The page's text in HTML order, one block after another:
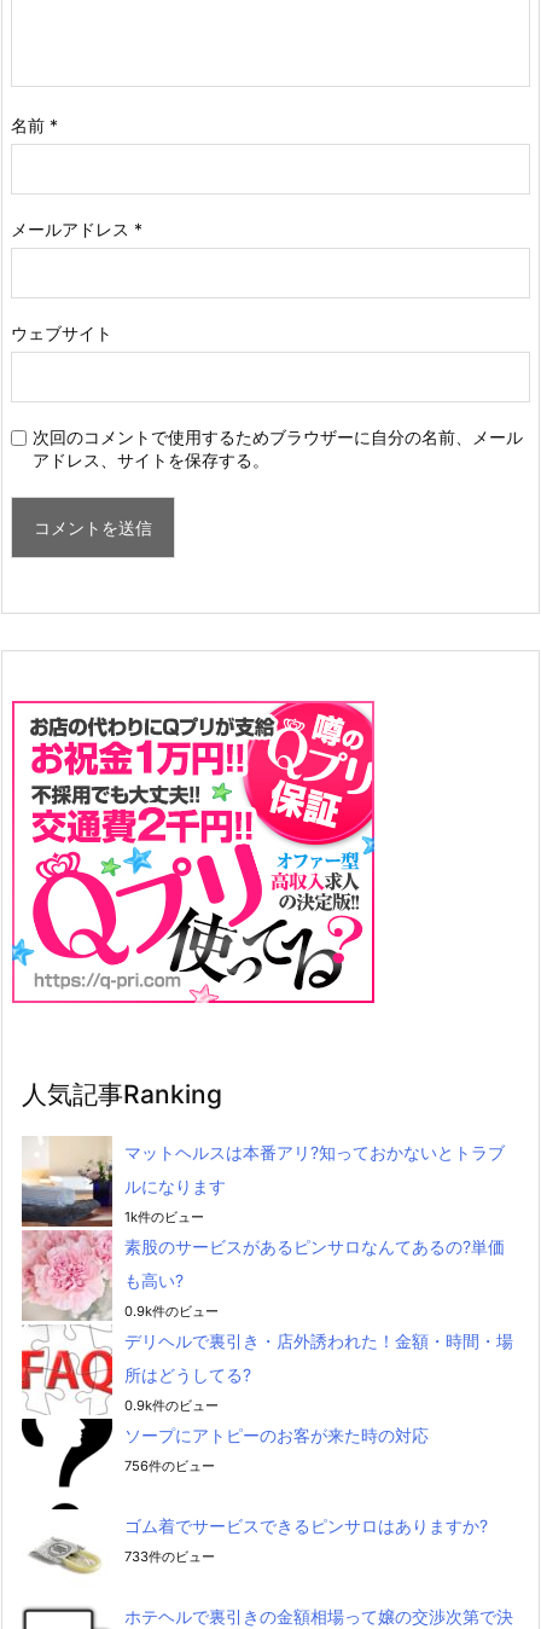
名前 *
メールアドレス *
ウェブサイト
次回のコメントで使用するためブラウザーに自分の名前、メール
アドレス、サイトを保存する。
人気記事Ranking
マットヘルスは本番アリ?知っておかないとトラブ
ルになります
1k件のビュー
素股のサービスがあるピンサロなんてあるの?単価
も高い?
0.9k件のビュー
デリヘルで裏引き・店外誘われた！金額・時間・場
所はどうしてる?
0.9k件のビュー
ソープにアトピーのお客が来た時の対応
756件のビュー
ゴム着でサービスできるピンサロはありますか?
733件のビュー
ホテヘルで裏引きの金額相場って嬢の交渉次第で決